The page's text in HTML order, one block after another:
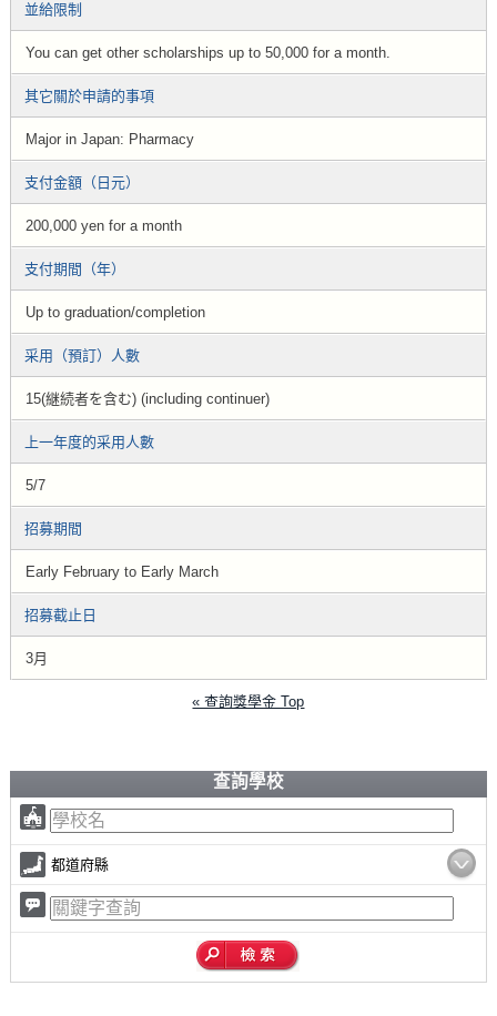
並給限制
You can get other scholarships up to 50,000 for a month.
其它關於申請的事項
Major in Japan: Pharmacy
支付金額（日元）
200,000 yen for a month
支付期間（年）
Up to graduation/completion
采用（預訂）人數
15(継続者を含む) (including continuer)
上一年度的采用人數
5/7
招募期間
Early February to Early March
招募截止日
3月
« 查詢獎學金 Top
查詢學校
都道府縣